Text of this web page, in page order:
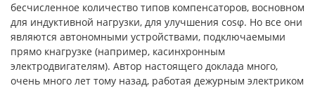
бесчисленное количество типов компенсаторов, восновном
для индуктивной нагрузки, для улучшения cosφ. Но все они
являются автономными устройствами, подключаемыми
прямо кнагрузке (например, касинхронным
электродвигателям). Автор настоящего доклада много,
очень много лет тому назад, работая дежурным электриком